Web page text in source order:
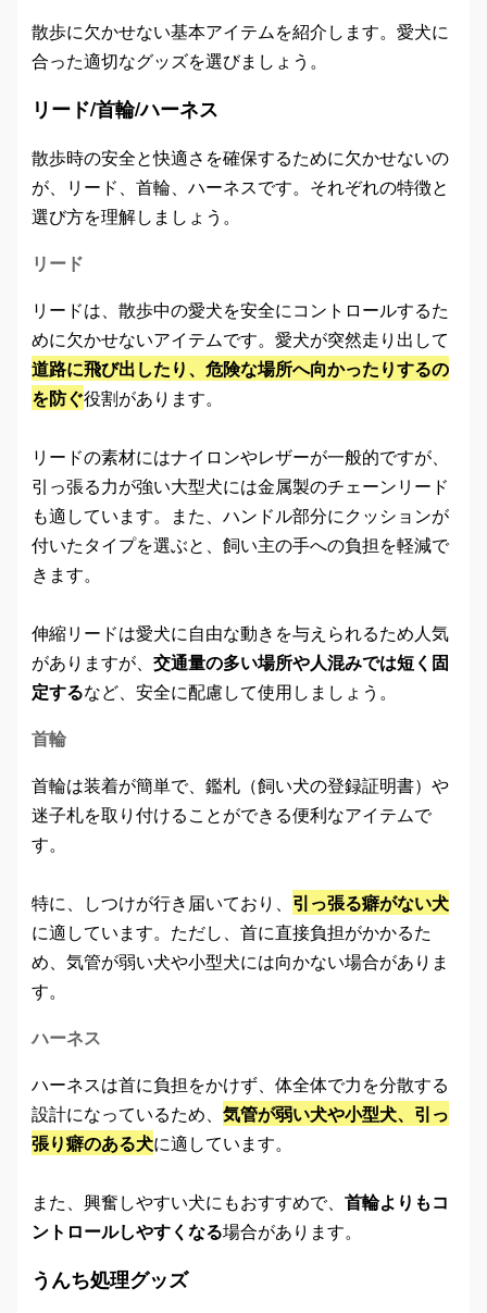
散歩に欠かせない基本アイテムを紹介します。愛犬に
合った適切なグッズを選びましょう。
リード/首輪/ハーネス
散歩時の安全と快適さを確保するために欠かせないの
が、リード、首輪、ハーネスです。それぞれの特徴と
選び方を理解しましょう。
リード
リードは、散歩中の愛犬を安全にコントロールするた
めに欠かせないアイテムです。愛犬が突然走り出して
道路に飛び出したり、危険な場所へ向かったりするの
を防ぐ役割があります。
リードの素材にはナイロンやレザーが一般的ですが、
引っ張る力が強い大型犬には金属製のチェーンリード
も適しています。また、ハンドル部分にクッションが
付いたタイプを選ぶと、飼い主の手への負担を軽減で
きます。
伸縮リードは愛犬に自由な動きを与えられるため人気
がありますが、 交通量の多い場所や人混みでは短く固
定するなど、安全に配慮して使用しましょう。
首輪
首輪は装着が簡単で、鑑札（飼い犬の登録証明書）や
迷子札を取り付けることができる便利なアイテムで
す。
特に、しつけが行き届いており、 引っ張る癖がない犬
に適しています。ただし、首に直接負担がかかるた
め、気管が弱い犬や小型犬には向かない場合がありま
す。
ハーネス
ハーネスは首に負担をかけず、体全体で力を分散する
設計になっているため、 気管が弱い犬や小型犬、引っ
張り癖のある犬に適しています。
また、興奮しやすい犬にもおすすめで、 首輪よりもコ
ントロールしやすくなる場合があります。
うんち処理グッズ